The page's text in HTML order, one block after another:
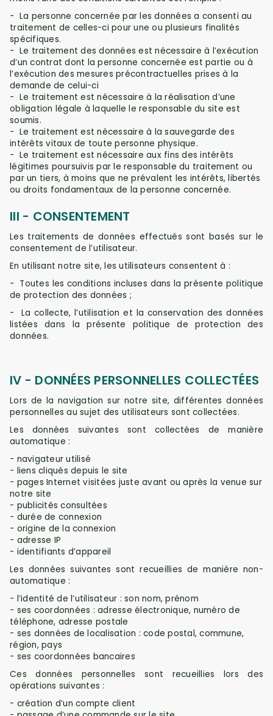
- La personne concernée par les données a consenti au
traitement de celles-ci pour une ou plusieurs finalités
spécifiques.
- Le traitement des données est nécessaire à l’exécution
d’un contrat dont la personne concernée est partie ou à
l’exécution des mesures précontractuelles prises à la
demande de celui-ci
- Le traitement est nécessaire à la réalisation d’une
obligation légale à laquelle le responsable du site est
soumis.
- Le traitement est nécessaire à la sauvegarde des
intérêts vitaux de toute personne physique.
- Le traitement est nécessaire aux fins des intérêts
légitimes poursuivis par le responsable du traitement ou
par un tiers, à moins que ne prévalent les intérêts, libertés
ou droits fondamentaux de la personne concernée.
III - CONSENTEMENT
Les traitements de données effectués sont basés sur le
consentement de l’utilisateur.
En utilisant notre site, les utilisateurs consentent à :
- Toutes les conditions incluses dans la présente politique
de protection des données ;
- La collecte, l’utilisation et la conservation des données
listées dans la présente politique de protection des
données.
IV - DONNÉES PERSONNELLES COLLECTÉES
Lors de la navigation sur notre site, différentes données
personnelles au sujet des utilisateurs sont collectées.
Les données suivantes sont collectées de manière
automatique :
- navigateur utilisé
- liens cliqués depuis le site
- pages Internet visitées juste avant ou après la venue sur
notre site
- publicités consultées
- durée de connexion
- origine de la connexion
- adresse IP
- identifiants d’appareil
Les données suivantes sont recueillies de manière non-
automatique :
- l’identité de l’utilisateur : son nom, prénom
- ses coordonnées : adresse électronique, numéro de
téléphone, adresse postale
- ses données de localisation : code postal, commune,
région, pays
- ses coordonnées bancaires
Ces données personnelles sont recueillies lors des
opérations suivantes :
- création d’un compte client